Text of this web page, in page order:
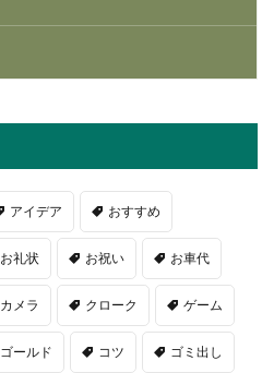
アイデア おすすめ
お礼状 お祝い お車代
カメラ クローク ゲーム
ゴールド コツ ゴミ出し